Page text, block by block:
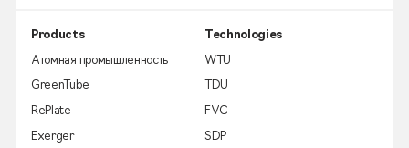
Products
Атомная промышленность
GreenTube
RePlate
Exerger
Technologies
WTU
TDU
FVC
SDP